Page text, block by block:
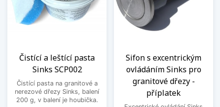
Čistící a leštící pasta
Sinks SCP002
Čistící pasta na granitové a
nerezové dřezy Sinks, balení
200 g, v balení je houbička.
Sifon s excentrickým
ovládáním Sinks pro
granitové dřezy -
příplatek